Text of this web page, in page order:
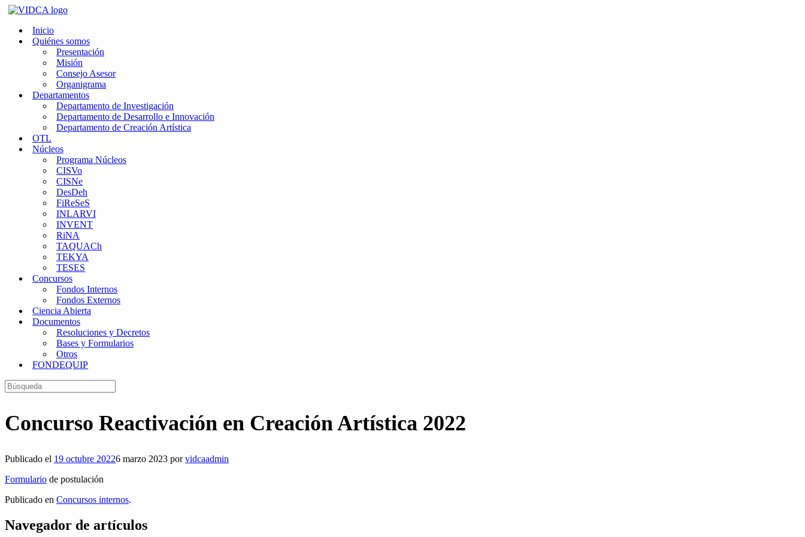
Saltar
contenidoInicio
Quiénes somos
Presentación
Misión
Consejo Asesor
Organigrama
Departamentos
Departamento de Investigación
Departamento de Desarrollo e Innovación
Departamento de Creación Artística
OTL
Núcleos
Programa Núcleos
CISVo
CISNe
DesDeh
FiReSeS
INLARVI
INVENT
RiNA
TAQUACh
TEKYA
TESES
Concursos
Fondos Internos
Fondos Externos
Ciencia Abierta
Documentos
Resoluciones y Decretos
Bases y Formularios
Otros
FONDEQUIP
Buscar:
Concurso Reactivación en Creación Artística 2022
Publicado el 19 octubre 20226 marzo 2023 porvidcaadmin
Formulario de postulación
Publicado en Concursos internos.
Navegador de artículos